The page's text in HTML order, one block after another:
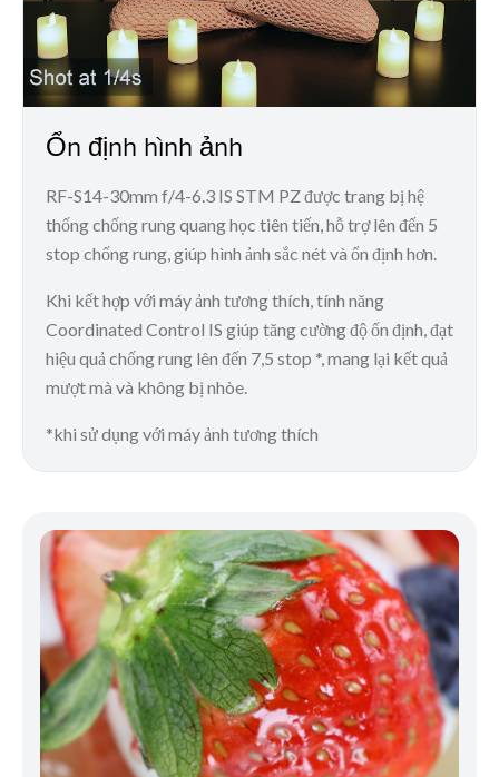
Ổn định hình ảnh
RF-S14-30mm f/4-6.3 IS STM PZ được trang bị hệ
thống chống rung quang học tiên tiến, hỗ trợ lên đến 5
stop chống rung, giúp hình ảnh sắc nét và ổn định hơn.
Khi kết hợp với máy ảnh tương thích, tính năng
Coordinated Control IS giúp tăng cường độ ổn định, đạt
hiệu quả chống rung lên đến 7,5 stop *, mang lại kết quả
mượt mà và không bị nhòe.
*khi sử dụng với máy ảnh tương thích